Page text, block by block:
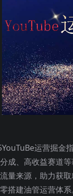
运营掘金
成、高收益赛道
量来源，助力获
搭建油管运营体系